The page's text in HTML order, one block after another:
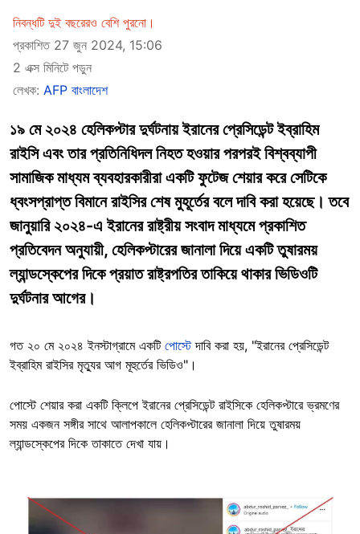
নিবন্ধটি দুই বছরেরও বেশি পুরনো।
প্রকাশিত 27 জুন 2024, 15:06
2 এক্স মিনিটে পড়ুন
লেখক: AFP বাংলাদেশ
১৯ মে ২০২৪ হেলিকপ্টার দুর্ঘটনায় ইরানের প্রেসিডেন্ট ইব্রাহিম
রাইসি এবং তার প্রতিনিধিদল নিহত হওয়ার পরপরই বিশ্বব্যাপী
সামাজিক মাধ্যম ব্যবহারকারীরা একটি ফুটেজ শেয়ার করে সেটিকে
ধ্বংসপ্রাপ্ত বিমানে রাইসির শেষ মুহূর্তের বলে দাবি করা হয়েছে। তবে
জানুয়ারি ২০২৪-এ ইরানের রাষ্ট্রীয় সংবাদ মাধ্যমে প্রকাশিত
প্রতিবেদন অনুযায়ী, হেলিকপ্টারের জানালা দিয়ে একটি তুষারময়
ল্যান্ডস্কেপের দিকে প্রয়াত রাষ্ট্রপতির তাকিয়ে থাকার ভিডিওটি
দুর্ঘটনার আগের।
গত ২০ মে ২০২৪ ইনস্টাগ্রামে একটি পোস্টেদাবি করা হয়, "ইরানের প্রেসিডেন্ট
ইব্রাহিম রাইসির মৃত্যুর আগ মূহুর্তের ভিডিও"।
পোস্টে শেয়ার করা একটি ক্লিপে ইরানের প্রেসিডেন্ট রাইসিকে হেলিকপ্টারে ভ্রমণের
সময় একজন সঙ্গীর সাথে আলাপকালে হেলিকপ্টারের জানালা দিয়ে তুষারময়
ল্যান্ডস্কেপের দিকে তাকাতে দেখা যায়।
Image